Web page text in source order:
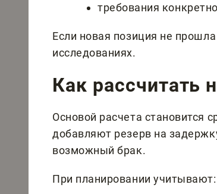
требования
Если новая позиция не
исследованиях.
Как рассчитать
Основой расчета становится
добавляют резерв на
возможный брак.
При планировании учитывают: